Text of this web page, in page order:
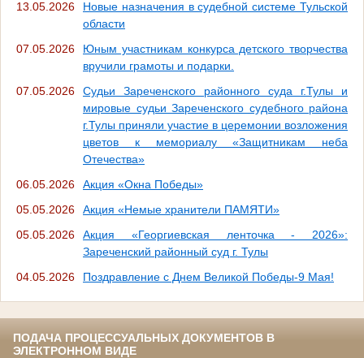
13.05.2026
Новые назначения в судебной системе Тульской
области
07.05.2026
Юным участникам конкурса детского творчества
вручили грамоты и подарки.
07.05.2026
Судьи Зареченского районного суда г.Тулы и
мировые судьи Зареченского судебного района
г.Тулы приняли участие в церемонии возложения
цветов к мемориалу «Защитникам неба
Отечества»
06.05.2026
Акция «Окна Победы»
05.05.2026
Акция «Немые хранители ПАМЯТИ»
05.05.2026
Акция «Георгиевская ленточка - 2026»:
Зареченский районный суд г. Тулы
04.05.2026
Поздравление с Днем Великой Победы-9 Мая!
ПОДАЧА ПРОЦЕССУАЛЬНЫХ ДОКУМЕНТОВ В
ЭЛЕКТРОННОМ ВИДЕ